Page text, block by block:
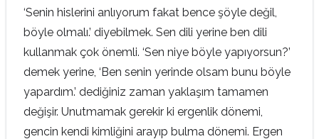
‘Senin hislerini anlıyorum fakat bence şöyle değil,
böyle olmalı.’ diyebilmek. Sen dili yerine ben dili
kullanmak çok önemli. ‘Sen niye böyle yapıyorsun?’
demek yerine, ‘Ben senin yerinde olsam bunu böyle
yapardım.’ dediğiniz zaman yaklaşım tamamen
değişir. Unutmamak gerekir ki ergenlik dönemi,
gencin kendi kimliğini arayıp bulma dönemi. Ergen